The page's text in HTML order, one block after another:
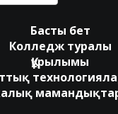
Басты бет
Колледж туралы
Құрылымы